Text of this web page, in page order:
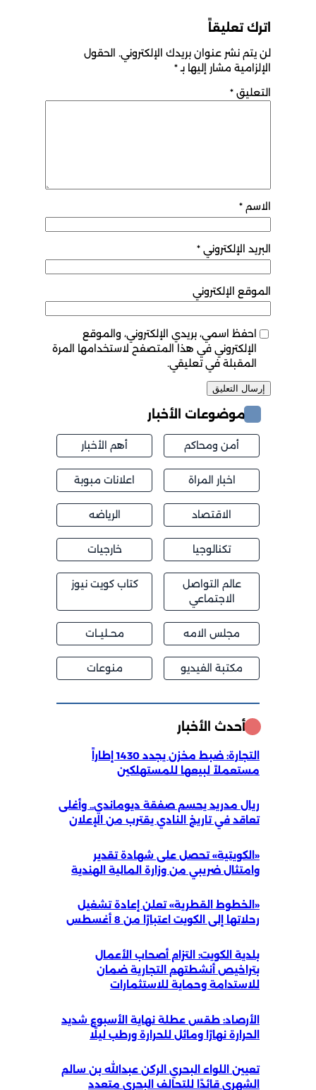
اترك تعليقاً
لن يتم نشر عنوان بريدك الإلكتروني. الحقول
الإلزامية مشار إليها بـ*
التعليق *
الاسم *
البريد الإلكتروني *
الموقع الإلكتروني
احفظ اسمي، بريدي الإلكتروني، والموقع
الإلكتروني في هذا المتصفح لاستخدامها المرة
المقبلة في تعليقي.
موضوعات الأخبار
أمن ومحاكم أهم الأخبار
اخبار المراة اعلانات مبوبة
الاقتصاد الرياضه
تكنالوجيا خارجيات
عالم التواصل
الاجتماعي
كتاب كويت نيوز
مجلس الامه محــليــات
مكتبة الفيديو منوعات
أحدث الأخبار
التجارة: ضبط مخزن يجدد 1430 إطاراً
مستعملاً لبيعها للمستهلكين
ريال مدريد يحسم صفقة ديوماندي.. وأغلى
تعاقد في تاريخ النادي يقترب من الإعلان
«الكويتية» تحصل على شهادة تقدير
وامتثال ضريبي من وزارة المالية الهندية
«الخطوط القطرية» تعلن إعادة تشغيل
رحلاتها إلى الكويت اعتبارًا من 8 أغسطس
بلدية الكويت: التزام أصحاب الأعمال
بتراخيص أنشطتهم التجارية ضمان
للاستدامة وحماية للاستثمارات
الأرصاد: طقس عطلة نهاية الأسبوع شديد
الحرارة نهارًا ومائل للحرارة ورطب ليلًا
تعيين اللواء البحري الركن عبدالله بن سالم
الشهري قائدًا للتحالف البحري متعدد